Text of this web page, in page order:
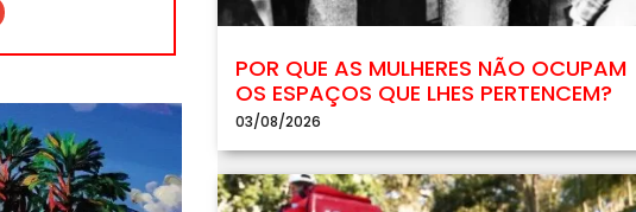
POR QUE AS MULHERES NÃO OCUPAM
OS ESPAÇOS QUE LHES PERTENCEM?
03/08/2026